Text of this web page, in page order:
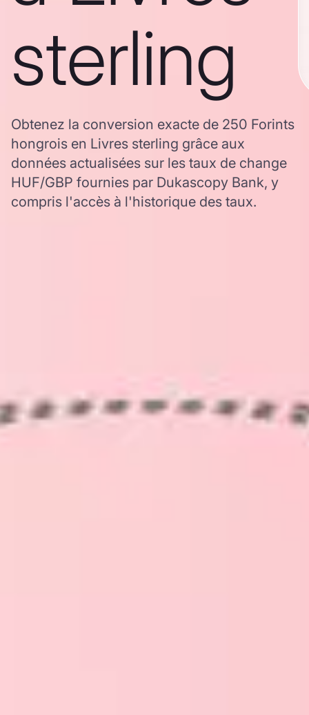
sterling
Obtenez la conversion exacte de 250 Forints
hongrois en Livres sterling grâce aux
données actualisées sur les taux de change
HUF/GBP fournies par Dukascopy Bank, y
compris l'accès à l'historique des taux.